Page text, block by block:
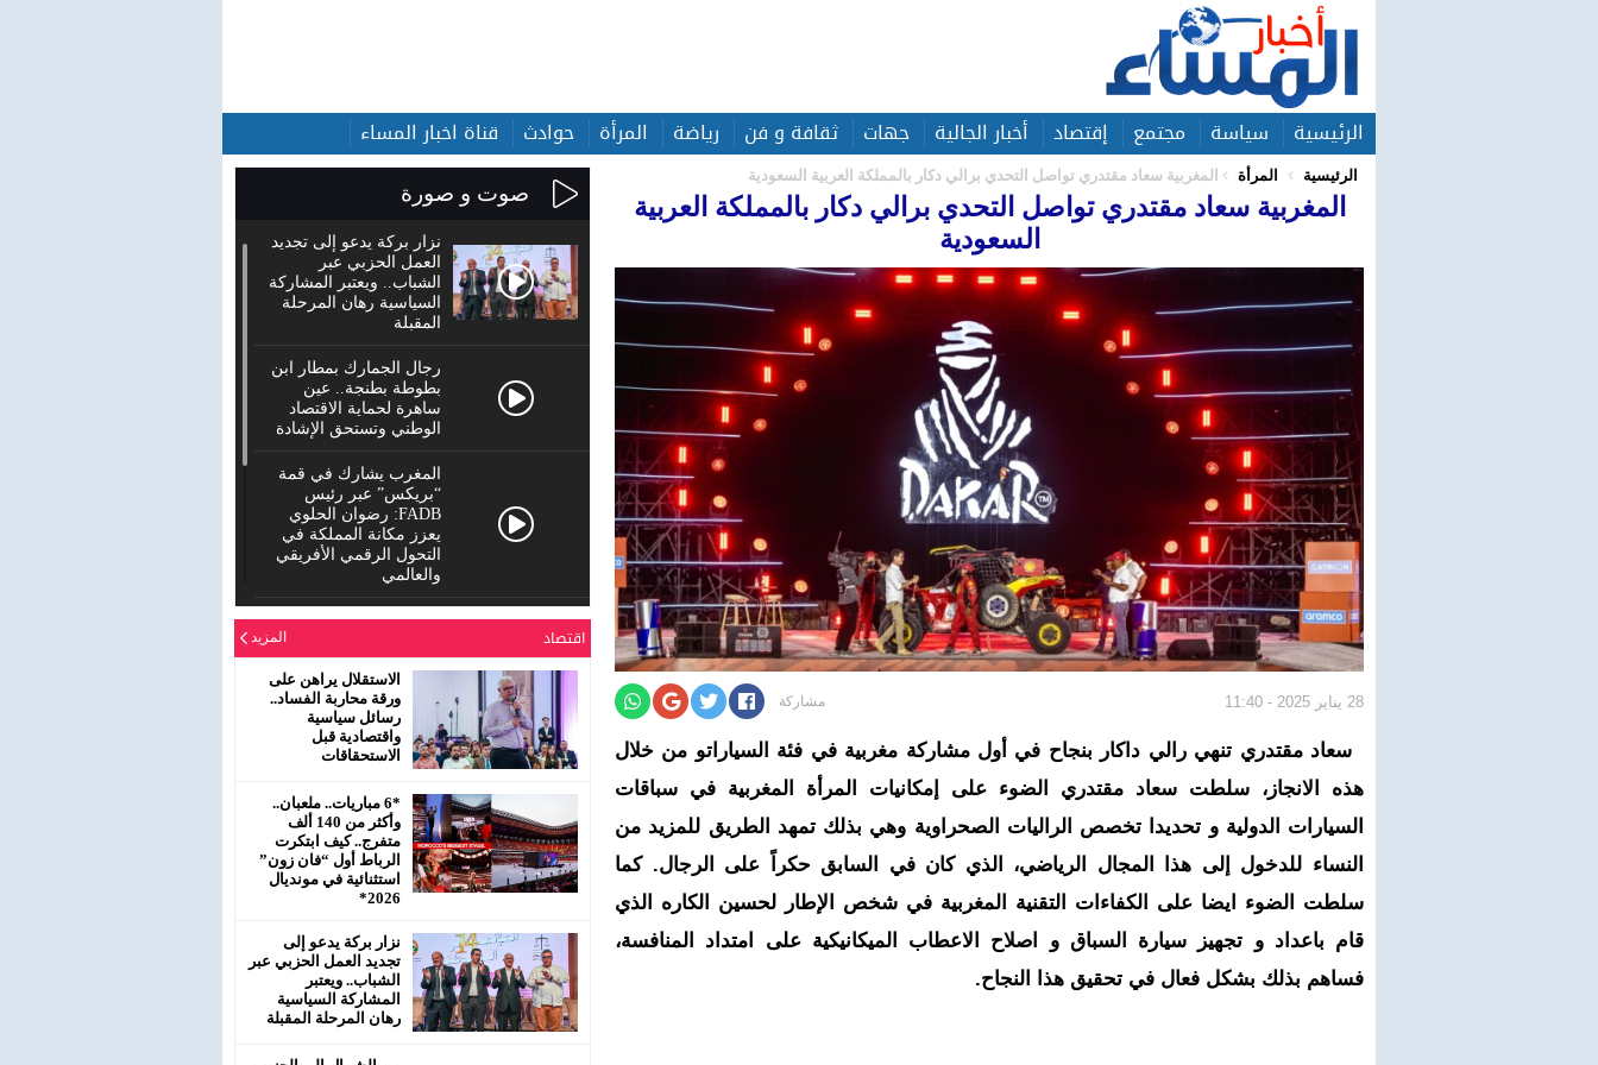
الرئيسية سياسة مجتمع إقتصاد أخبار الجالية جهات ثقافة و فن رياضة المرأة حوادث قناة اخبار المساء
الرئيسية المرأة المغربية سعاد مقتدري تواصل التحدي برالي دكار بالمملكة العربية السعودية
المغربية سعاد مقتدري تواصل التحدي برالي دكار بالمملكة العربية
السعودية
28 يناير 2025 - 11:40 مشاركة
سعاد مقتدري تنهي رالي داكار بنجاح في أول مشاركة مغربية في فئة السياراتو من خلال
هذه الانجاز، سلطت سعاد مقتدري الضوء على إمكانيات المرأة المغربية في سباقات
السيارات الدولية و تحديدا تخصص الراليات الصحراوية وهي بذلك تمهد الطريق للمزيد من
النساء للدخول إلى هذا المجال الرياضي، الذي كان في السابق حكراً على الرجال. كما
سلطت الضوء ايضا على الكفاءات التقنية المغربية في شخص الإطار لحسين الكاره الذي
قام باعداد و تجهيز سيارة السباق و اصلاح الاعطاب الميكانيكية على امتداد المنافسة،
فساهم بذلك بشكل فعال في تحقيق هذا النجاح.
صوت و صورة
نزار بركة يدعو إلى تجديد
العمل الحزبي عبر
الشباب.. ويعتبر المشاركة
السياسية رهان المرحلة
المقبلة
رجال الجمارك بمطار ابن
بطوطة بطنجة.. عين
ساهرة لحماية الاقتصاد
الوطني وتستحق الإشادة
المغرب يشارك في قمة
“بريكس” عبر رئيس
FADB: رضوان الحلوي
يعزز مكانة المملكة في
التحول الرقمي الأفريقي
والعالمي
الدورة العادية للمجلس
الإقليمي لحزب الاستقلال
بمفتشية عين الشق
سيدي معروف
رئيس جماعة البروج /
اقليم سطات : لا يحترم
جلالة الملك محمد
اقتصاد المزيد
الاستقلال يراهن على
ورقة محاربة الفساد..
رسائل سياسية
واقتصادية قبل
الاستحقاقات
*6 مباريات.. ملعبان..
وأكثر من 140 ألف
متفرج.. كيف ابتكرت
الرباط أول “فان زون”
استثنائية في مونديال
2026*
نزار بركة يدعو إلى
تجديد العمل الحزبي عبر
الشباب.. ويعتبر
المشاركة السياسية
رهان المرحلة المقبلة